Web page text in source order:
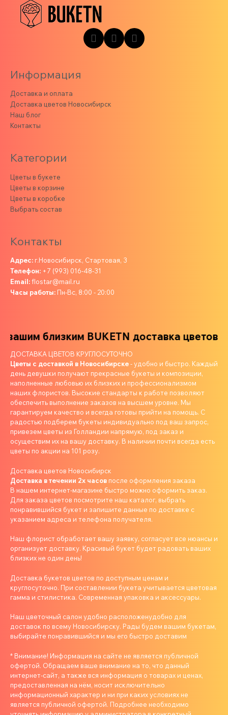
Информация
Доставка и оплата
Доставка цветов Новосибирск
Наш блог
Контакты
Категории
Цветы в букете
Цветы в корзине
Цветы в коробке
Выбрать состав
Контакты
Адрес: г.Новосибирск, Стартовая, 3
Телефон: +7 (993) 016-48-31
Email:flostar@mail.ru
Часы работы: Пн-Вс, 8:00 - 20:00
близкимBUKETN доставка цветов
ДОСТАВКА ЦВЕТОВ КРУГЛОСУТОЧНО
Цветы с доставкой в Новосибирске- удобно и быстро. Каждый
день девушки получают прекрасные букеты и композиции,
наполненные любовью их близких и профессионализмом
наших флористов. Высокие стандарты к работе позволяют
обеспечить выполнение заказов на высшем уровне. Мы
гарантируем качество и всегда готовы прийти на помощь. С
радостью подберем букеты индивидуально под ваш запрос,
привезем цветы из Голландии напрямую, под заказ и
осуществим их на вашу доставку. В наличии почти всегда есть
цветы по акции на 101 розу.
Доставка цветов Новосибирск
Доставка в течении 2х часов после оформления заказа
В нашем интернет-магазине быстро можно оформить заказ.
Для заказа цветов посмотрите наш каталог, выбрать
понравившийся букет и запишите данные по доставке с
указанием адреса и телефона получателя.
Наш флорист обработает вашу заявку, согласует все нюансы и
организует доставку. Красивый букет будет радовать ваших
близких не один день!
Доставка букетов цветов по доступным ценам и
круглосуточно. При составлении букета учитывается цветовая
гамма и стилистика. Современная упаковка и аксессуары.
Наш цветочный салон удобно расположенудобно для
доставок по всему Новосибирску. Рады будем вашим букетам,
выбирайте понравившийся и мы его быстро доставим
* Внимание! Информация на сайте не является публичной
офертой. Обращаем ваше внимание на то, что данный
интернет-сайт, а также вся информация о товарах и ценах,
предоставленная на нём, носит исключительно
информационный характер и ни при каких условиях не
является публичной офертой. Подробнее необходимо